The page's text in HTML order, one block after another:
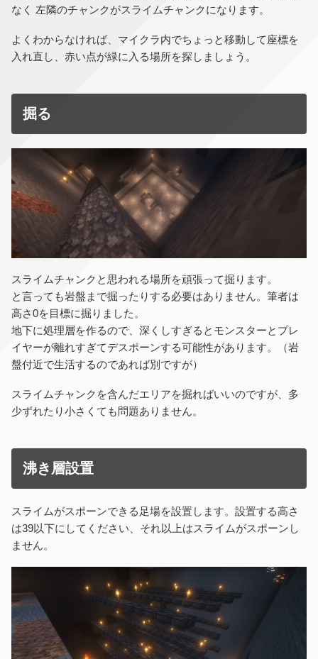
なく 左隣のチャンクがスライムチャンクになります。
よくわからなければ、マイクラ内でちょっと移動して座標を
入れ直し、赤い点が緑に入る場所を探しましょう。
掘る
スライムチャンクと思われる場所を頑張って掘ります。
と言っても岩盤まで掘ったりする必要はありません。筆者は
高さ0を目標に掘りました。
地下に処理層を作るので、深くしすぎるとモンスターとプレ
イヤーが離れすぎてデスポーンする可能性があります。（岩
盤付近で生活するのであれば別ですが）
スライムチャンクを含んだエリアを掘ればいいのですが、多
少ずれたり小さくても問題ありません。
沸き層設置
スライムがスポーンできる足場を設置します。設置する高さ
は39以下にしてください、それ以上はスライムがスポーンし
ません。